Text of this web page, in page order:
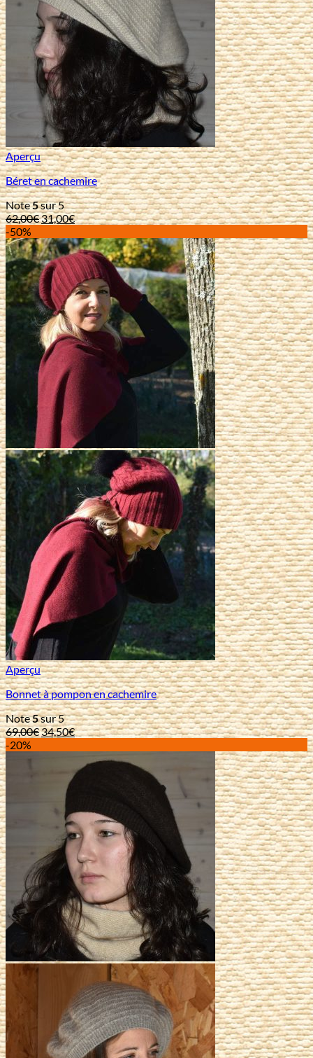
Aperçu
Béret en cachemire
Note5sur 5
62,00€Le
initial
était :
62,00€.
31,00€Le
actuel
est :
31,00€.
-50%
Aperçu
Bonnet à pompon en cachemire
Note5sur 5
69,00€Le
69,00€.
34,50€Le
actuel
est :
-20%